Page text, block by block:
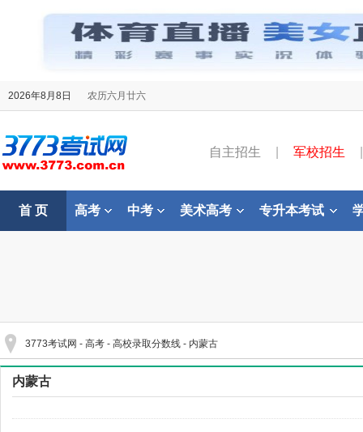
2026年8月8日 农历六月廿六
自主招生 军校招生
首 页 高考 中考 美术高考 专升本考试
3773考试网 - 高考 - 高校录取分数线 - 内蒙古
内蒙古